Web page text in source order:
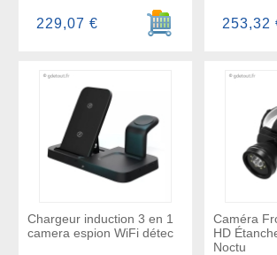
Ajouter au panier
229,07 € 253,32
Chargeur induction 3 en 1
camera espion WiFi détec
Caméra
HD
Noctu